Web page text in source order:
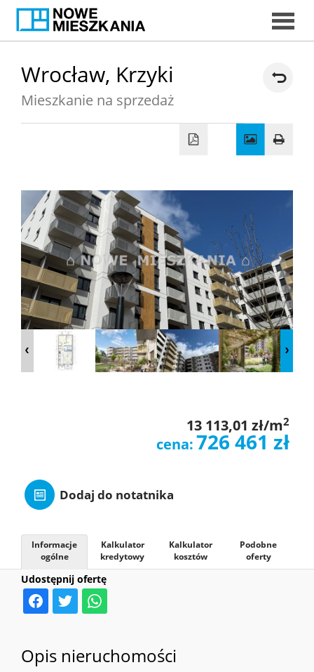
DORADCY
O
Wrocław, Krzyki
Mieszkanie na sprzedaż
13 113,01 zł/m2
cena:726 461 zł
Dodaj do notatnika
Udostępnij ofertę
Informacje
ogólne
Kalkulator
kredytowy
Kalkulator
kosztów
Podobne
oferty
Opis nieruchomości